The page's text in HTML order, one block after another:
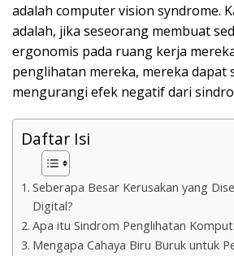
adalah computer vision syndrome.
adalah, jika seseorang membuat
ergonomis pada ruang kerja
penglihatan mereka, mereka dapat
mengurangi efek negatif dari
Daftar Isi
Seberapa Besar Kerusakan yang
Digital?
Apa itu Sindrom Penglihatan
Mengapa Cahaya Biru Buruk untuk